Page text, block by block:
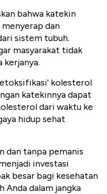
bahwa katekin
dan
sistem tubuh.
masyarakat tidak
kerjanya.
kolesterol
katekinnya dapat
dari waktu ke
hidup sehat
dan tanpa pemanis
investasi
besar bagi kesehatan
Anda dalam jangka